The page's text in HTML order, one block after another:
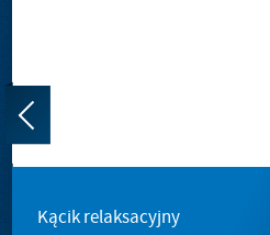
Kącik relaksacyjny